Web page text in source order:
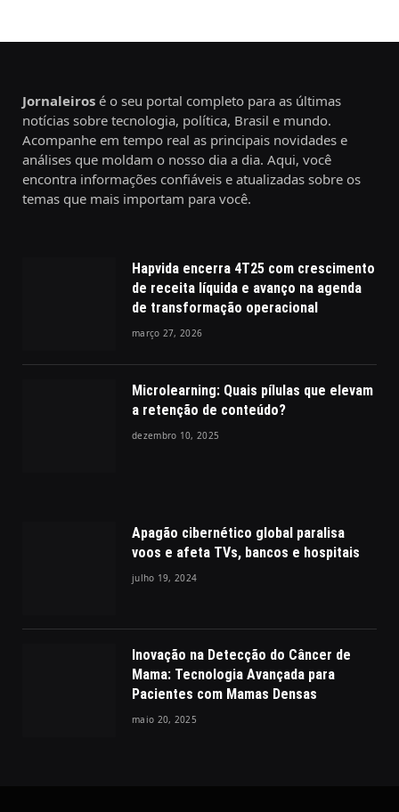
Jornaleiros é o seu portal completo para as últimas
notícias sobre tecnologia, política, Brasil e mundo.
Acompanhe em tempo real as principais novidades e
análises que moldam o nosso dia a dia. Aqui, você
encontra informações confiáveis e atualizadas sobre os
temas que mais importam para você.
Hapvida encerra 4T25 com crescimento
de receita líquida e avanço na agenda
de transformação operacional
março 27, 2026
Microlearning: Quais pílulas que elevam
a retenção de conteúdo?
dezembro 10, 2025
Apagão cibernético global paralisa
voos e afeta TVs, bancos e hospitais
julho 19, 2024
Inovação na Detecção do Câncer de
Mama: Tecnologia Avançada para
Pacientes com Mamas Densas
maio 20, 2025